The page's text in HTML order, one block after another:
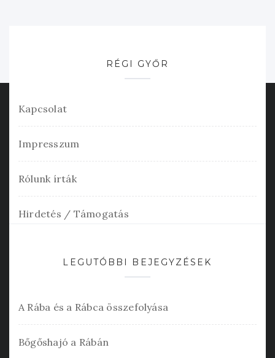
RÉGI GYŐR
Kapcsolat
Impresszum
Rólunk írták
Hirdetés / Támogatás
LEGUTÓBBI BEJEGYZÉSEK
A Rába és a Rábca összefolyása
Bőgőshajó a Rábán